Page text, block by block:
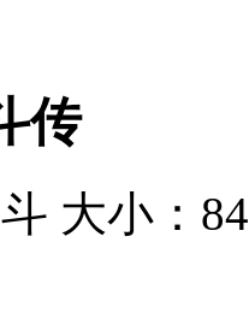
传
大小：